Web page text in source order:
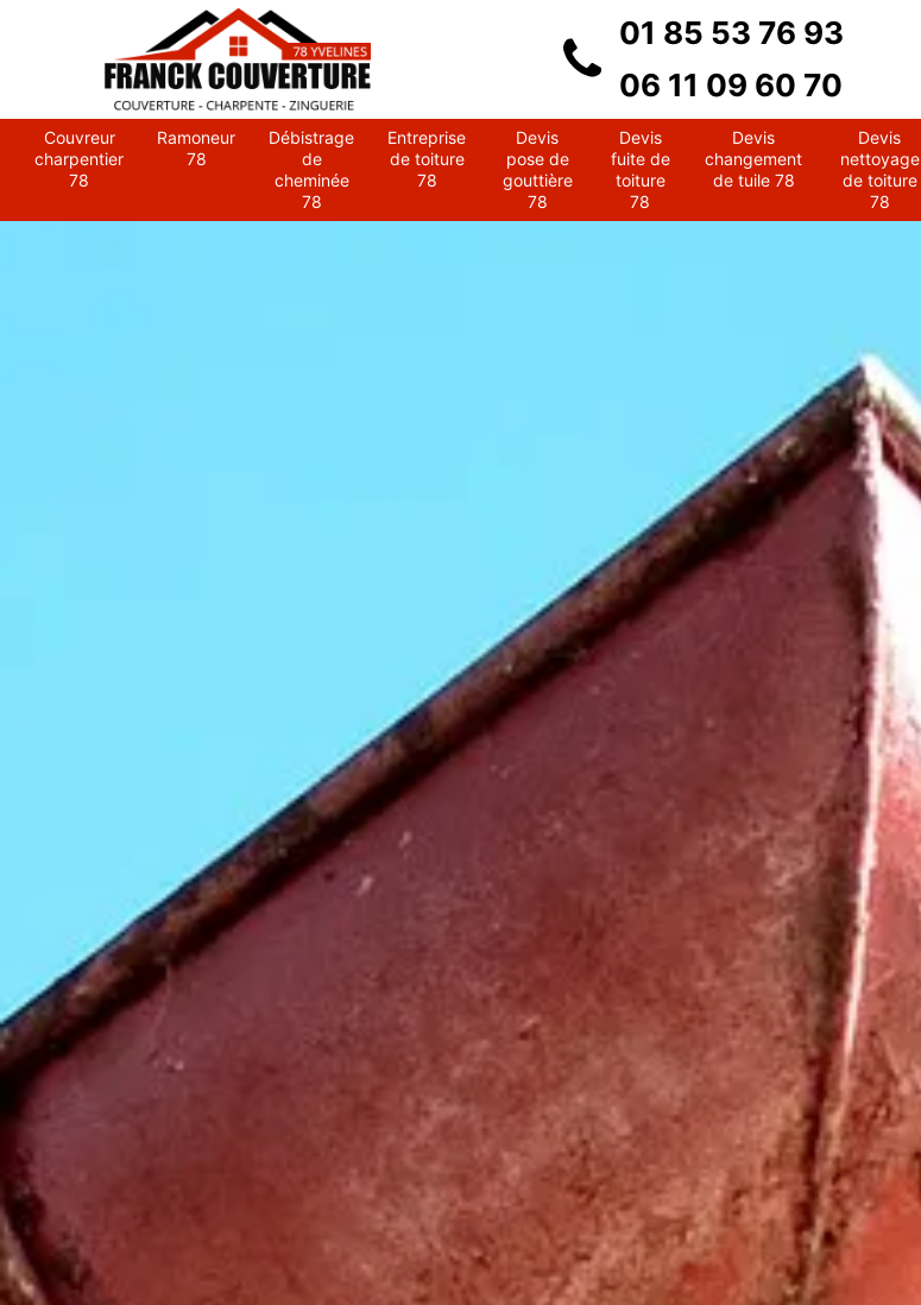
01 85 53 76 93
06 11 09 60 70
Couvreur
charpentier
78
Ramoneur
78
Débistrage
de
cheminée
78
Entreprise
de toiture
78
Devis
pose de
gouttière
78
Devis
fuite de
toiture
78
Devis
changement
de tuile 78
Devis
nettoyage
de toiture
78